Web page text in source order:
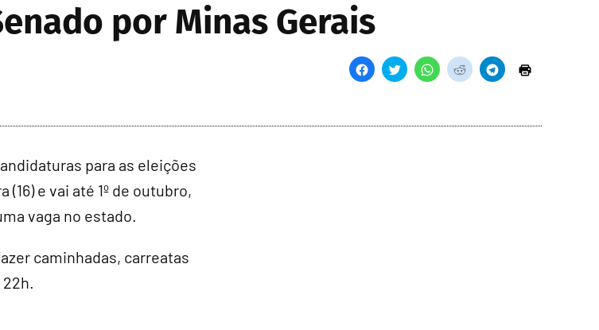
por Minas Gerais
para as eleições
e vai até 1º de outubro,
vaga no estado.
caminhadas, carreatas